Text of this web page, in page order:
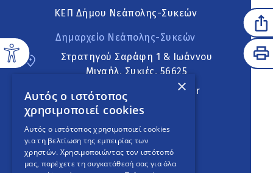
ΚΕΠ Δήμου Νεάπολης-Συκεών
Δημαρχείο Νεάπολης-Συκεών
Στρατηγού Σαράφη 1 & Ιωάννου
Μιχαήλ, Συκιές, 56625
neapoli.sykies@ddt.gov.gr
Ακολουθήστε
English Version
×
Αυτός ο ιστότοπος
χρησιμοποιεί cookies
Αυτός ο ιστότοπος χρησιμοποιεί cookies
για τη βελτίωση της εμπειρίας των
χρηστών. Χρησιμοποιώντας τον ιστότοπό
μας, παρέχετε τη συγκατάθεσή σας για όλα